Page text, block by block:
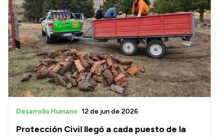
Protección Civil llegó a cada puesto de la
Desarrollo Humano 12 de jun de 2026